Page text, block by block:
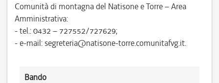
Comunità di montagna del Natisone e Torre – Area
Amministrativa:
- tel.: 0432 – 727552/727629;
- e-mail: segreteria@natisone-torre.comunitafvg.it.
Bando